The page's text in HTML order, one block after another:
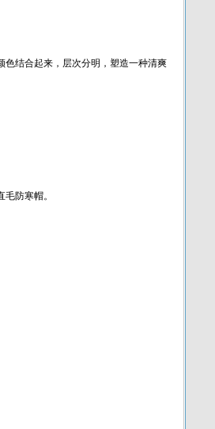
色结合起来，层次分明，塑造一种清爽
防寒帽。